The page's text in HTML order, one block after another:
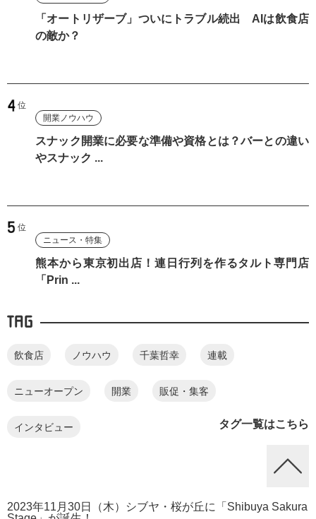
「オートリザーブ」ついにトラブル続出 AIは飲食店
の敵か？
開業ノウハウ
スナック開業に必要な準備や資格とは？バーとの違い
やスナック ...
ニュース・特集
熊本から東京初出店！連日行列を作るタルト専門店
「Prin ...
TAG
飲食店 ノウハウ 千葉哲幸 連載
ニューオープン 開業 販促・集客
インタビュー タグ一覧はこちら
2023年11月30日（木）シブヤ・桜が丘に「Shibuya Sakura